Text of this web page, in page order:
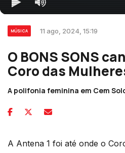
MÚSICA 11 ago, 2024, 15:19
O BONS SONS
Coro das
A polifonia feminina em Cem
A Antena 1 foi até onde o